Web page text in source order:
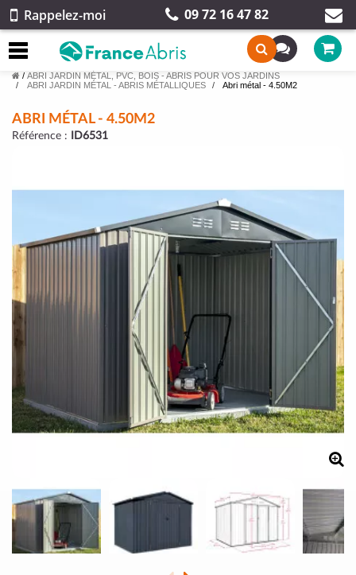
Rappelez-moi 09 72 16 47 82
/ ABRI JARDIN MÉTAL, PVC, BOIS - ABRIS POUR VOS JARDINS
ABRI JARDIN MÉTAL - ABRIS MÉTALLIQUES
Abri métal - 4.50M2
ABRI MÉTAL - 4.50M2
Référence : ID6531